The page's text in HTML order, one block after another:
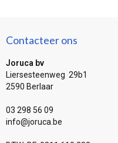
Contacteer ons
Joruca bv
Liersesteenweg 29b1
2590 Berlaar
03 298 56 09
info@joruca.be